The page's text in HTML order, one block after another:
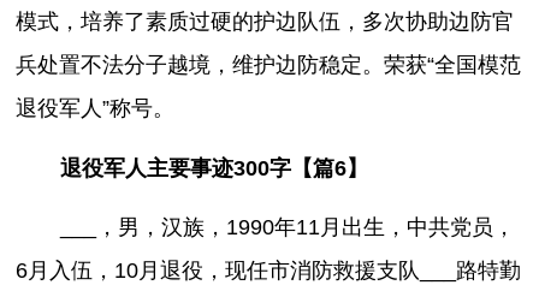
模式，培养了素质过硬的护边队伍，多次协助边防官
兵处置不法分子越境，维护边防稳定。荣获“全国模范
退役军人”称号。
退役军人主要事迹300字【篇6】
___，男，汉族，1990年11月出生，中共党员，
6月入伍，10月退役，现任市消防救援支队___路特勤